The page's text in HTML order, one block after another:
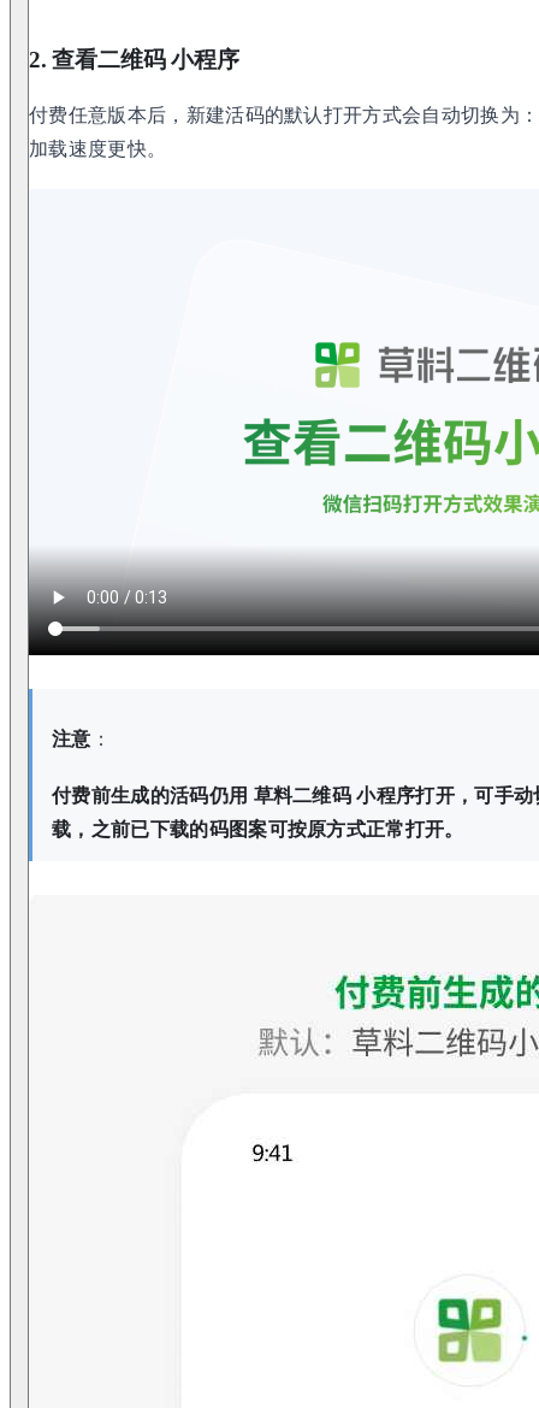
2. 查看二维码 小程序
付费任意版本后，新建活码的默认打开方式会自动切换为
加载速度更快。
注意 ：
付费前生成的活码仍用 草料二维码 小程序打开，可手
载，之前已下载的码图案可按原方式正常打开。